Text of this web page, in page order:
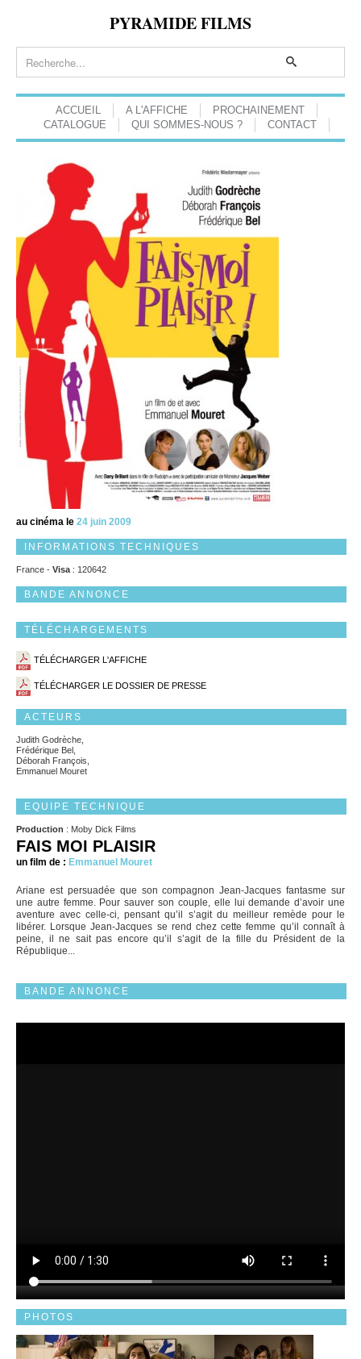
PYRAMIDE FILMS
ACCUEIL A L'AFFICHE
PROCHAINEMENT
CATALOGUE
QUI SOMMES-NOUS ? CONTACT
au cinéma le 24 juin 2009
INFORMATIONS TECHNIQUES
France - Visa : 120642
BANDE ANNONCE
TÉLÉCHARGEMENTS
TÉLÉCHARGER L'AFFICHE
TÉLÉCHARGER LE DOSSIER DE PRESSE
ACTEURS
Judith Godrèche,
Frédérique Bel,
Déborah François,
Emmanuel Mouret
EQUIPE TECHNIQUE
Production : Moby Dick Films
FAIS MOI PLAISIR
un film de : Emmanuel Mouret
Ariane est persuadée que son compagnon Jean-Jacques fantasme sur
une autre femme. Pour sauver son couple, elle lui demande d’avoir une
aventure avec celle-ci, pensant qu’il s’agit du meilleur remède pour le
libérer. Lorsque Jean-Jacques se rend chez cette femme qu’il connaît à
peine, il ne sait pas encore qu’il s’agit de la fille du Président de la
République...
BANDE ANNONCE
PHOTOS